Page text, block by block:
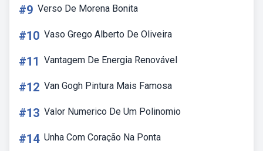
#9 Verso De Morena Bonita
#10 Vaso Grego Alberto De Oliveira
#11 Vantagem De Energia Renovável
#12 Van Gogh Pintura Mais Famosa
#13 Valor Numerico De Um Polinomio
#14 Unha Com Coração Na Ponta